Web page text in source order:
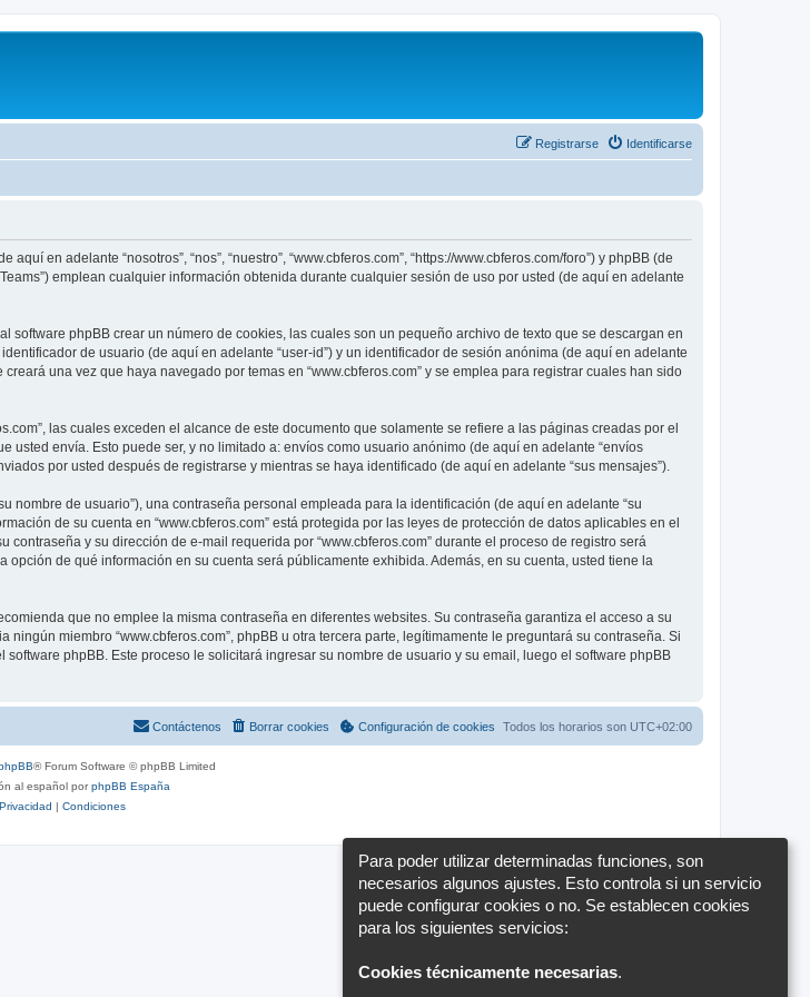
Identificarse
Registrarse
en adelante “nosotros”, “nos”, “nuestro”, “www.cbferos.com”, “https://www.cbferos.com/foro”) y phpBB (de
Teams”) emplean cualquier información obtenida durante cualquier sesión de uso por usted (de aquí en adelante
software phpBB crear un número de cookies, las cuales son un pequeño archivo de texto que se descargan en
de usuario (de aquí en adelante “user-id”) y un identificador de sesión anónima (de aquí en adelante
una vez que haya navegado por temas en “www.cbferos.com” y se emplea para registrar cuales han sido
las cuales exceden el alcance de este documento que solamente se refiere a las páginas creadas por el
envía. Esto puede ser, y no limitado a: envíos como usuario anónimo (de aquí en adelante “envíos
por usted después de registrarse y mientras se haya identificado (de aquí en adelante “sus mensajes”).
de usuario”), una contraseña personal empleada para la identificación (de aquí en adelante “su
de su cuenta en “www.cbferos.com” está protegida por las leyes de protección de datos aplicables en el
y su dirección de e-mail requerida por “www.cbferos.com” durante el proceso de registro será
de qué información en su cuenta será públicamente exhibida. Además, en su cuenta, usted tiene la
que no emplee la misma contraseña en diferentes websites. Su contraseña garantiza el acceso a su
miembro “www.cbferos.com”, phpBB u otra tercera parte, legítimamente le preguntará su contraseña. Si
phpBB. Este proceso le solicitará ingresar su nombre de usuario y su email, luego el software phpBB
Todos los horarios son UTC+02:00
Configuración de cookies
Borrar cookies
Contáctenos
® Forum Software © phpBB Limited
al español porphpBB España
Privacidad | Condiciones
Para poder utilizar determinadas funciones, son
necesarios algunos ajustes. Esto controla si un servicio
puede configurar cookies o no. Se establecen cookies
para los siguientes servicios:
Cookies técnicamente necesarias.